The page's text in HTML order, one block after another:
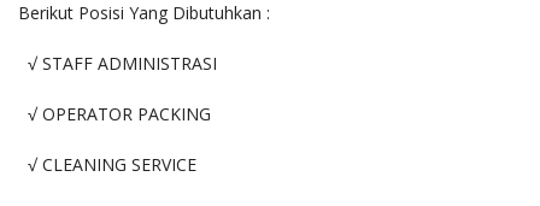
Berikut Posisi Yang Dibutuhkan :
√ STAFF ADMINISTRASI
√ OPERATOR PACKING
√ CLEANING SERVICE